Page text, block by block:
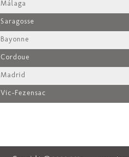
Málaga
Saragosse
Bayonne
Cordoue
Madrid
Vic-Fezensac